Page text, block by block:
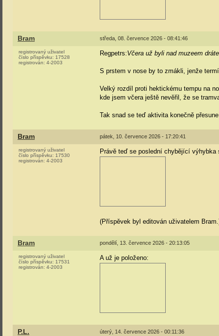
Bram středa, 08. července 2026 - 08:41:46
registrovaný uživatel
číslo příspěvku: 17528
registrován: 4-2003
Regpetrs:Včera už byli nad muzeem
S prstem v nose by to zmákli, jenže
Velký rozdíl proti hektickému tempu na
kde jsem včera ještě nevěřil, že se
Tak snad se teď aktivita konečně
Bram pátek, 10. července 2026 - 17:20:41
registrovaný uživatel
číslo příspěvku: 17530
registrován: 4-2003
Právě teď se poslední chybějící
(Příspěvek byl editován uživatelem
Bram pondělí, 13. července 2026 - 20:13:05
registrovaný uživatel
číslo příspěvku: 17531
registrován: 4-2003
A už je položeno:
P.L. úterý, 14. července 2026 - 00:11:36